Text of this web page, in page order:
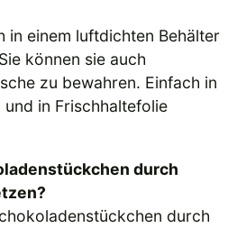
in einem luftdichten Behälter
können sie auch
zu bewahren. Einfach in
in Frischhaltefolie
durch
durch